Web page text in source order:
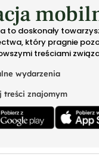
to doskonały
który pragnie
treściami
wydarzenia
treści znajomym